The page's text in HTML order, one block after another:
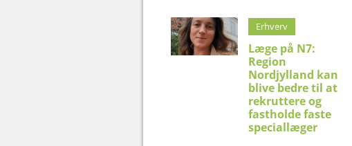
Erhverv
Læge på N7:
Region
Nordjylland kan
blive bedre til at
rekruttere og
fastholde faste
speciallæger